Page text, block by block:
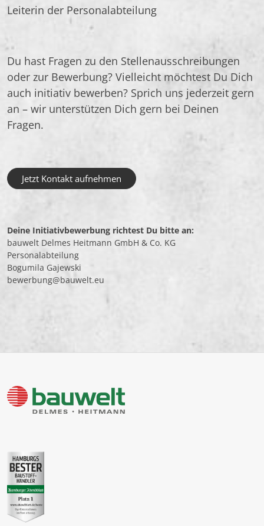
Leiterin der Personalabteilung
Du hast Fragen zu den Stellenausschreibungen
oder zur Bewerbung? Vielleicht möchtest Du Dich
auch initiativ bewerben? Sprich uns jederzeit gern
an – wir unterstützen Dich gern bei Deinen
Fragen.
Jetzt Kontakt aufnehmen
Deine Initiativbewerbung richtest Du bitte an:
bauwelt Delmes Heitmann GmbH & Co. KG
Personalabteilung
Bogumila Gajewski
bewerbung@bauwelt.eu